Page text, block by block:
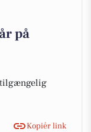
på
tilgængelig
Kopiér link